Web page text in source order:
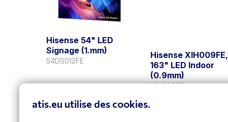
Hisense 54" LED
Signage (1.​mm)
54DS012FE
Voir le produit
Hisense XIH009FE,
163" LED Indoor
(0.9mm)
XIH009FE
atis.eu utilise des cookies.